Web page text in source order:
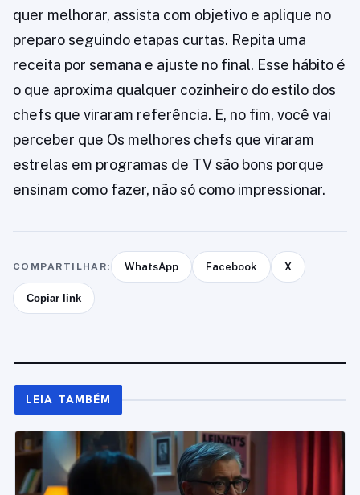
quer melhorar, assista com objetivo e aplique no
preparo seguindo etapas curtas. Repita uma
receita por semana e ajuste no final. Esse hábito é
o que aproxima qualquer cozinheiro do estilo dos
chefs que viraram referência. E, no fim, você vai
perceber que Os melhores chefs que viraram
estrelas em programas de TV são bons porque
ensinam como fazer, não só como impressionar.
COMPARTILHAR: WhatsApp Facebook X
Copiar link
LEIA TAMBÉM